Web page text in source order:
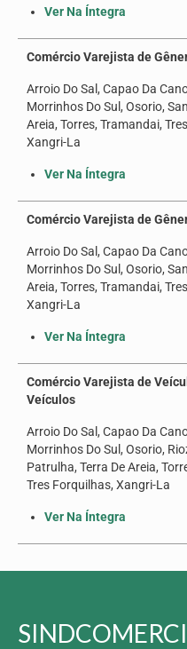
Ver Na Íntegra
Comércio Varejista de
Arroio Do Sal, Capao Da
Morrinhos Do Sul, Osorio,
Areia, Torres, Tramandai,
Xangri-La
Ver Na Íntegra
Comércio Varejista de
Arroio Do Sal, Capao Da
Morrinhos Do Sul, Osorio,
Areia, Torres, Tramandai,
Xangri-La
Ver Na Íntegra
Comércio Varejista de
Veículos
Arroio Do Sal, Capao Da
Morrinhos Do Sul, Osorio,
Patrulha, Terra De Areia,
Tres Forquilhas, Xangri-La
Ver Na Íntegra